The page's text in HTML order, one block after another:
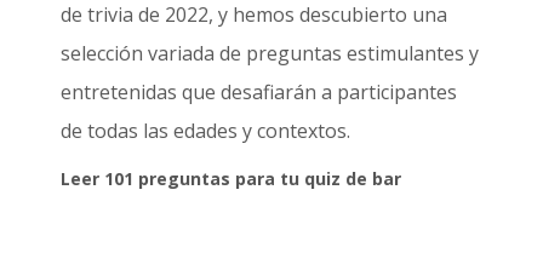
de trivia de 2022, y hemos descubierto una
selección variada de preguntas estimulantes y
entretenidas que desafiarán a participantes
de todas las edades y contextos.
Leer 101 preguntas para tu quiz de bar